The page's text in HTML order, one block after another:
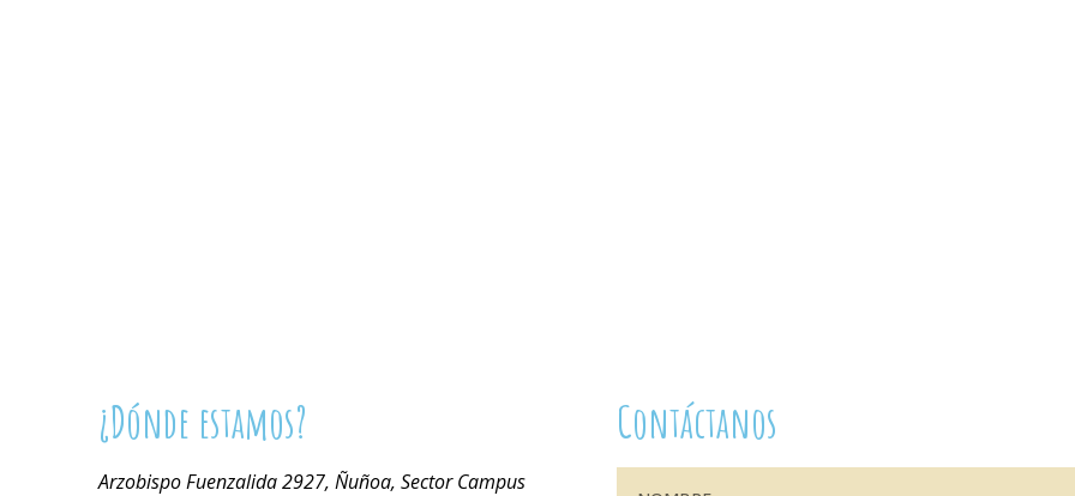
¿Dónde estamos?
Arzobispo Fuenzalida 2927, Ñuñoa, Sector Campus
Contáctanos